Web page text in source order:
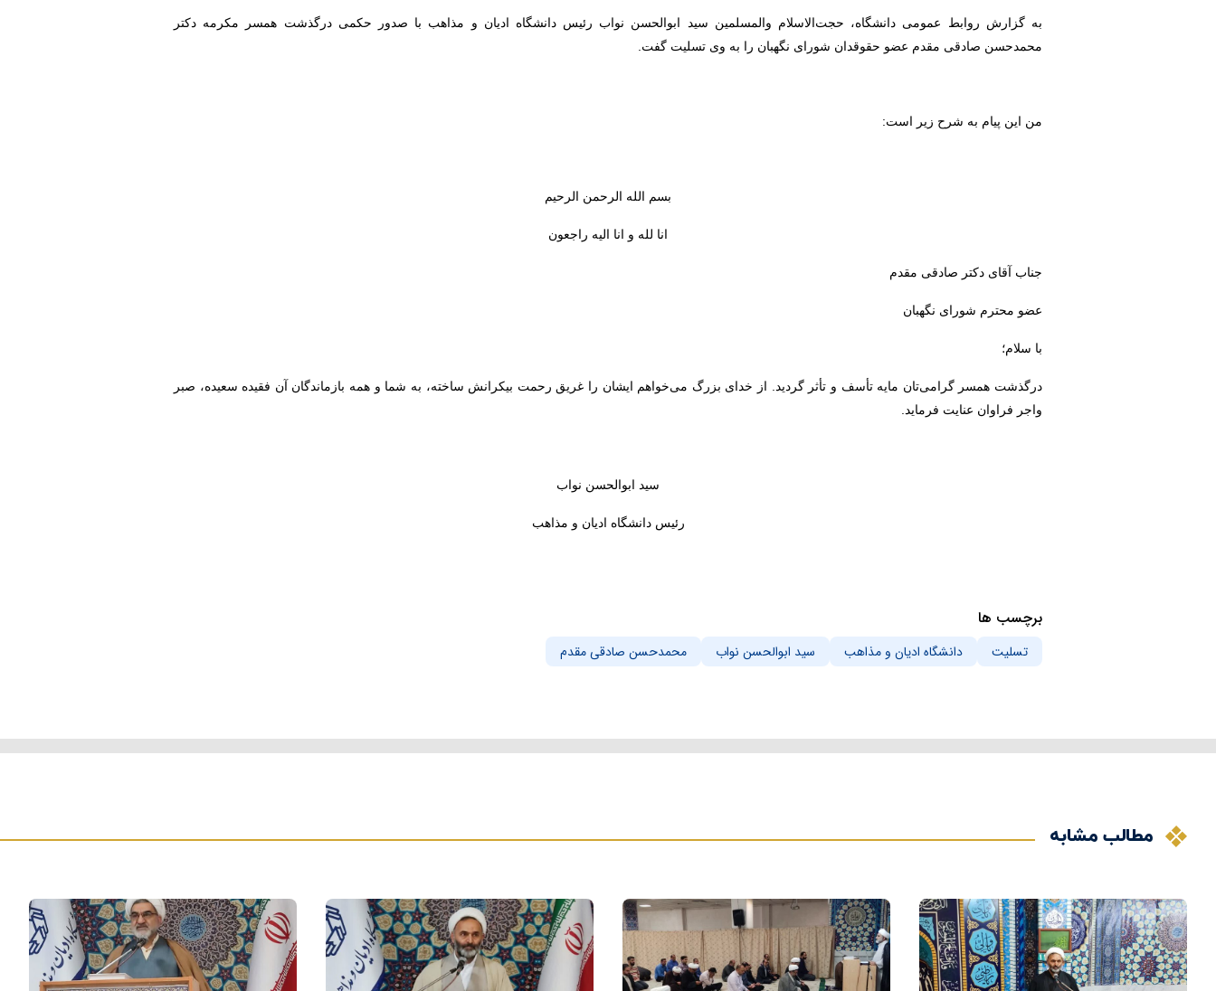
به گزارش روابط عمومی دانشگاه، حجت‌الاسلام والمسلمین سید ابوالحسن نواب رئیس دانشگاه ادیان و مذاهب با صدور حکمی درگذشت همسر مکرمه دکتر
محمدحسن صادقی مقدم عضو حقوقدان شورای نگهبان را به وی تسلیت گفت.
من این پیام به شرح زیر است:
بسم الله الرحمن الرحیم
انا لله و انا الیه راجعون
جناب آقای دکتر صادقی مقدم
عضو محترم شورای نگهبان
با سلام؛
درگذشت همسر گرامی‌تان مایه تأسف و تأثر گردید. از خدای بزرگ می‌خواهم ایشان را غریق رحمت بیکرانش ساخته، به شما و همه بازماندگان آن فقیده سعیده، صبر
واجر فراوان عنايت فرماید.
سید ابوالحسن نواب
رئیس دانشگاه ادیان و مذاهب
برچسب ها
تسلیت دانشگاه ادیان و مذاهب سید ابوالحسن نواب محمدحسن صادقی مقدم
مطالب مشابه